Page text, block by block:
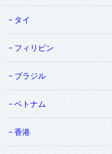
タイ
フィリピン
ブラジル
ベトナム
香港